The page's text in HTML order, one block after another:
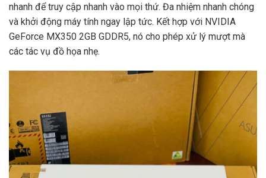
nhanh để truy cập nhanh vào mọi thứ. Đa nhiệm nhanh chóng
và khởi động máy tính ngay lập tức. Kết hợp với NVIDIA
GeForce MX350 2GB GDDR5, nó cho phép xử lý mượt mà
các tác vụ đồ họa nhẹ.